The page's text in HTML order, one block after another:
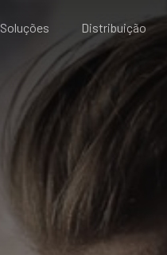
Soluções Distribuição